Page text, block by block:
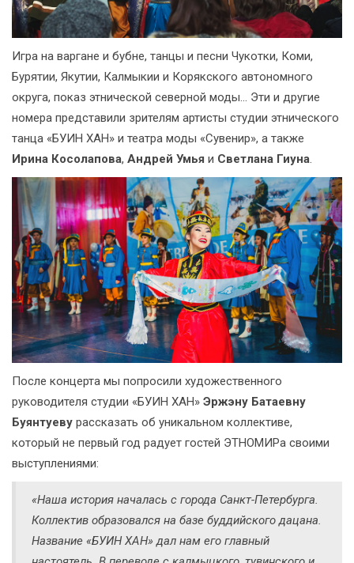
Игра на варгане и бубне, танцы и песни Чукотки, Коми,
Бурятии, Якутии, Калмыкии и Корякского автономного
округа, показ этнической северной моды… Эти и другие
номера представили зрителям артисты студии этнического
танца «БУИН ХАН» и театра моды «Сувенир», а также
Ирина Косолапова, Андрей Умья и Светлана Гиуна.
После концерта мы попросили художественного
руководителя студии «БУИН ХАН» Эржэну Батаевну
Буянтуеву рассказать об уникальном коллективе,
который не первый год радует гостей ЭТНОМИРа своими
выступлениями:
«Наша история началась с города Санкт-Петербурга.
Коллектив образовался на базе буддийского дацана.
Название «БУИН ХАН» дал нам его главный